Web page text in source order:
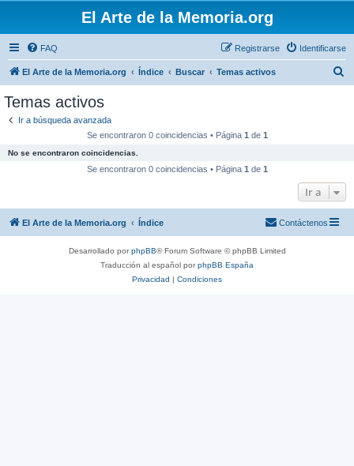
El Arte de la Memoria.org
FAQ Identificarse
Registrarse
El Arte de la Memoria.org Índice Buscar Temas activos
Temas activos
Ir a búsqueda avanzada
Se encontraron 0 coincidencias • Página 1 de 1
No se encontraron coincidencias.
Se encontraron 0 coincidencias • Página 1 de 1
Ir a
El Arte de la Memoria.org Índice Contáctenos
Desarrollado porphpBB® Forum Software © phpBB Limited
Traducción al español porphpBB España
Privacidad | Condiciones